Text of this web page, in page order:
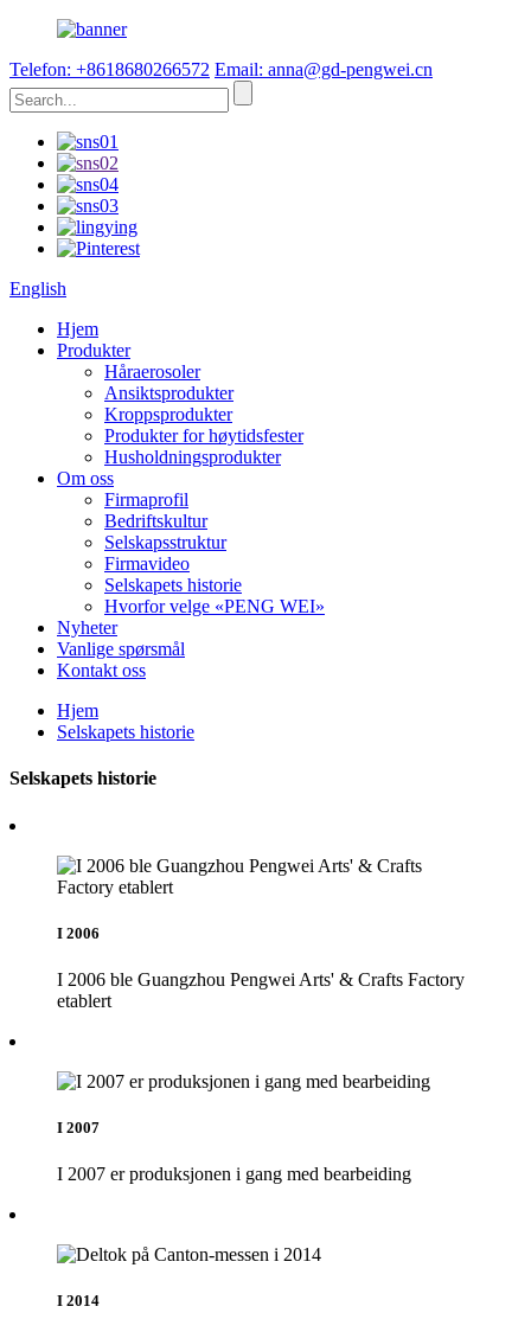
Telefon: +8618680266572 Email: anna@gd-pengwei.cn
English
Hjem
Produkter
Håraerosoler
Ansiktsprodukter
Kroppsprodukter
Produkter for høytidsfester
Husholdningsprodukter
Om oss
Firmaprofil
Bedriftskultur
Selskapsstruktur
Firmavideo
Selskapets historie
Hvorfor velge «PENG WEI»
Nyheter
Vanlige spørsmål
Kontakt oss
Hjem
Selskapets historie
Selskapets historie
I 2006
I 2006 ble Guangzhou Pengwei Arts' & Crafts Factory
etablert
I 2007
I 2007 er produksjonen i gang med bearbeiding
I 2014